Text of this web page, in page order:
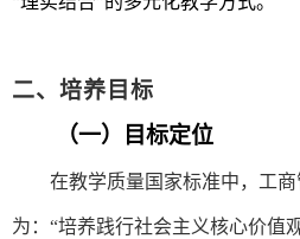
二、培养目标
（一）目标定位
在教学质量国家标准中，工
为： “培养践行社会主义核心价值